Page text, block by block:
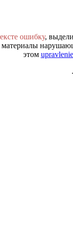
ошибку,
этом
.